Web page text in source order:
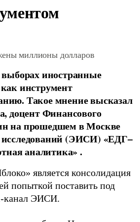
миллионы долларов
иностранные
инструмент
Такое мнение высказал
доцент Финансового
на прошедшем в Москве
исследований (ЭИСИ) «ЕДГ–
аналитика» .
является консолидация
попыткой поставить под
канал ЭИСИ.